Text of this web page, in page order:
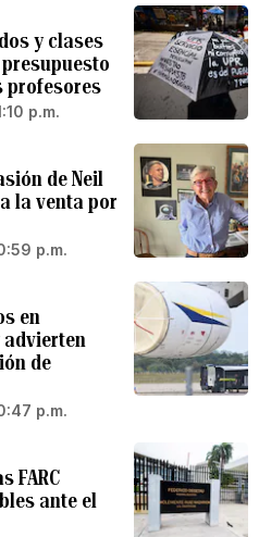
y clases
profesores
p.m.
de Neil
la venta por
p.m.
en
advierten
de
p.m.
FARC
ante el